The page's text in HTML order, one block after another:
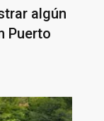
algún
Puerto